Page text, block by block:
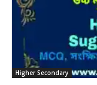
Higher Secondary